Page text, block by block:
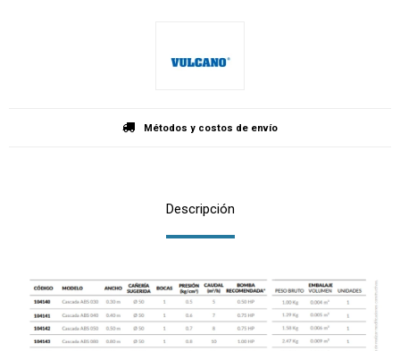
Métodos y costos de envío
Descripción